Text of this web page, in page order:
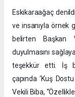
Eskikaraağaç
ve insanıyla örnek
belirten Başkan
duyulmasını
teşekkür etti. İş
çapında ‘Kuş
Vekili Biba,